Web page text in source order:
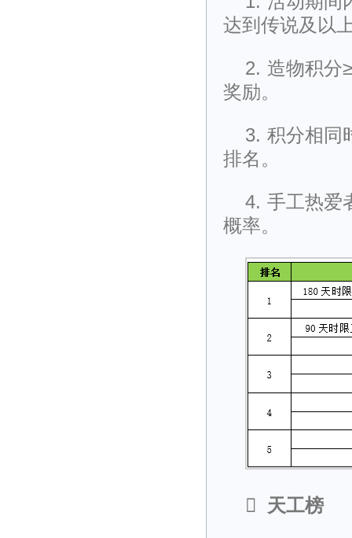
达到传说及以
2. 造物积分
奖励。
3. 积分相同
排名。
4. 手工热爱
概率。
 天工榜